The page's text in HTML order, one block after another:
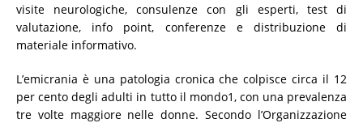
visite neurologiche, consulenze con gli esperti, test di
valutazione, info point, conferenze e distribuzione di
materiale informativo.
L’emicrania è una patologia cronica che colpisce circa il 12
per cento degli adulti in tutto il mondo1, con una prevalenza
tre volte maggiore nelle donne. Secondo l’Organizzazione